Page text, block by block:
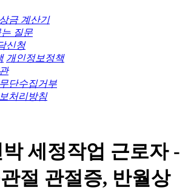
금 계산기
질문
신청
개인정보정책
단수집거부
처리방침
세정작업 근로자 -
절 관절증, 반월상